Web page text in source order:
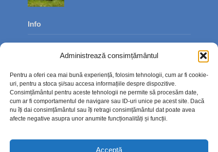
Administrează consimțământul
Pentru a oferi cea mai bună experiență, folosim tehnologii, cum ar fi cookie-
uri, pentru a stoca și/sau accesa informațiile despre dispozitive.
Consimțământul pentru aceste tehnologii ne permite să procesăm date,
cum ar fi comportamentul de navigare sau ID-uri unice pe acest site. Dacă
nu îți dai consimțământul sau îți retragi consimțământul dat poate avea
afecte negative asupra unor anumite funcționalități și funcții.
Acceptă
Info
Contact
Politica de confidențialitate
Politică cookie-uri (UE)